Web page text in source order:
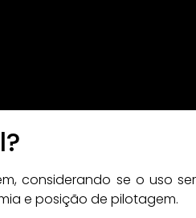
considerando se o uso
e posição de pilotagem.